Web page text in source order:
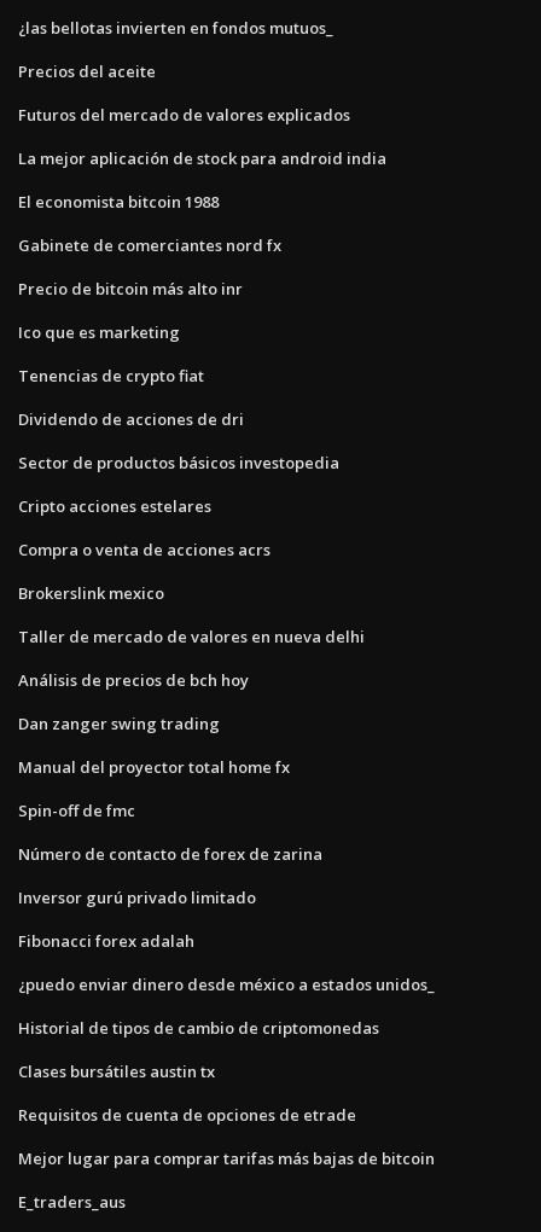
¿las bellotas invierten en fondos mutuos_
Precios del aceite
Futuros del mercado de valores explicados
La mejor aplicación de stock para android india
El economista bitcoin 1988
Gabinete de comerciantes nord fx
Precio de bitcoin más alto inr
Ico que es marketing
Tenencias de crypto fiat
Dividendo de acciones de dri
Sector de productos básicos investopedia
Cripto acciones estelares
Compra o venta de acciones acrs
Brokerslink mexico
Taller de mercado de valores en nueva delhi
Análisis de precios de bch hoy
Dan zanger swing trading
Manual del proyector total home fx
Spin-off de fmc
Número de contacto de forex de zarina
Inversor gurú privado limitado
Fibonacci forex adalah
¿puedo enviar dinero desde méxico a estados unidos_
Historial de tipos de cambio de criptomonedas
Clases bursátiles austin tx
Requisitos de cuenta de opciones de etrade
Mejor lugar para comprar tarifas más bajas de bitcoin
E_traders_aus